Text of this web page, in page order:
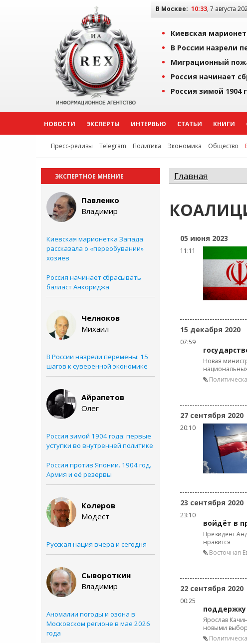
В Москве: 10:33, 7 августа
Киевская
В России назрели
Миграционный
Россия начинает
Россия зимой 1904
НОВОСТИ ЭКСПЕРТЫ ИНТЕРВЬЮ СТАТЬИ КНИГИ
Пресс-релизы Telegram Политика Экономика Общество
ЭКСПЕРТНОЕ МНЕНИЕ
Павленко
Владимир
Киевская марионетка Запада
рассказала о «переобувании»
хозяев
Россия начинает сбрасывать
балласт Анкориджа
Челноков
Михаил
В России назрели перемены: 15
шагов к суверенной экономике
Айрапетов
Олег
Россия зимой 1904 года: первые
уступки во внутренней политике
Россия против Японии. 1904 год.
Армия и её резервы
Колеров
Модест
Русская нация вчера и сегодня
Сывороткин
Владимир
Аномалии погоды и озона в
Московском регионе в мае 2026
года
Главная
05 июня 2023
11:11
15 декабря 2020
07:59
Новая
27 сентября 2020
20:10
23 сентября 2020
23:10
войдёт в
Президент
нравится
Восточная
22 сентября 2020
00:25
поддержку
Ярослав
новыми